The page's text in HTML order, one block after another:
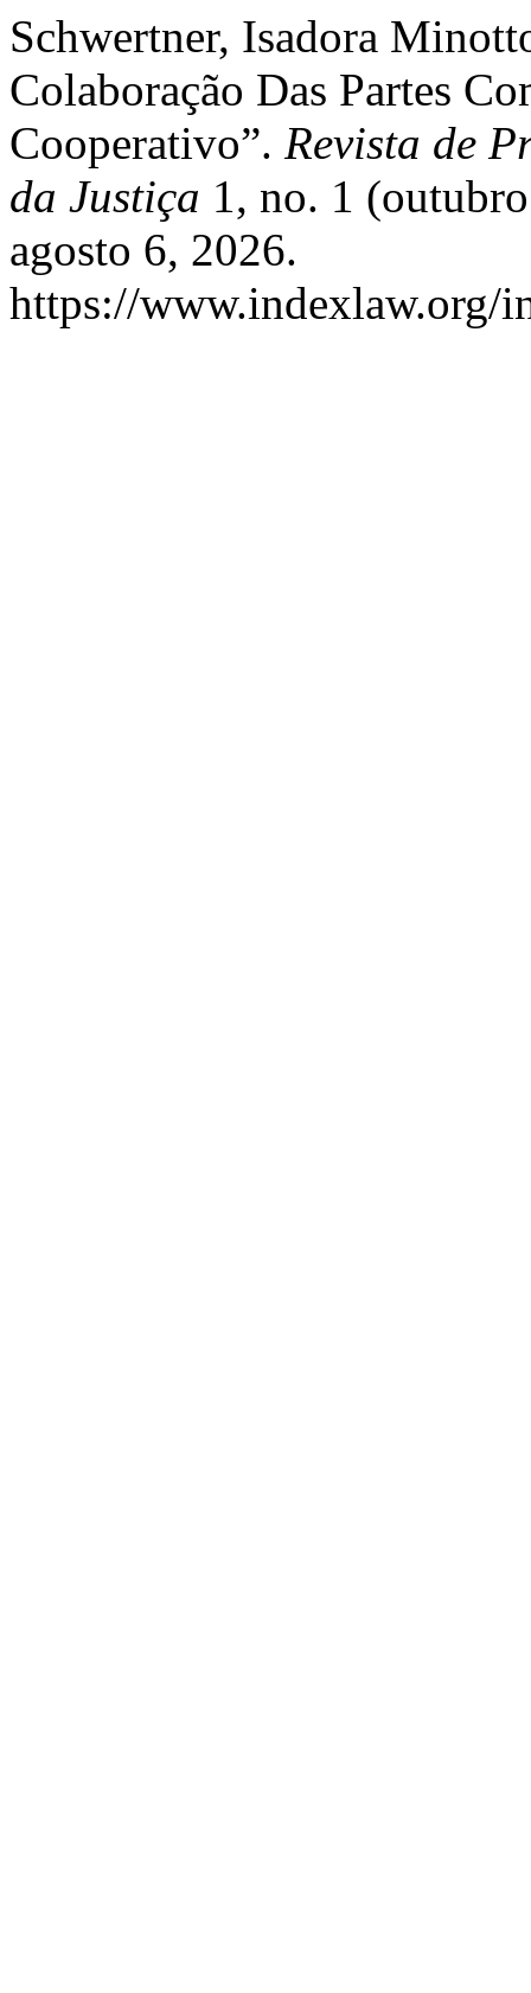
Schwertner, Isadora
Colaboração Das Partes
Cooperativo”. Revista de
da Justiça 1, no. 1
agosto 6, 2026.
https://www.indexlaw.org/